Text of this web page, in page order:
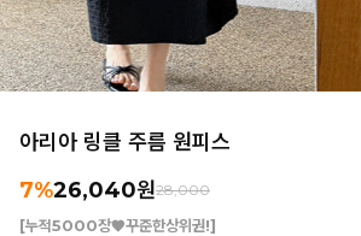
아리아 링클 주름 원피스
7%26,040원28,000
[누적5000장♥꾸준한상위권!]